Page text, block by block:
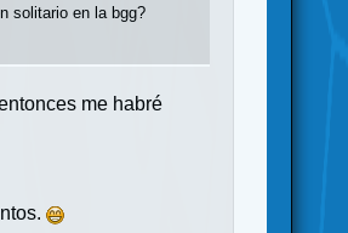
solitario en la bgg?
me habré